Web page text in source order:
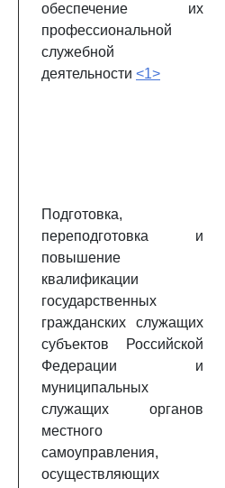
обеспечение их
профессиональной
служебной
деятельности <1>
Подготовка,
переподготовка и
повышение
квалификации
государственных
гражданских служащих
субъектов Российской
Федерации и
муниципальных
служащих органов
местного
самоуправления,
осуществляющих